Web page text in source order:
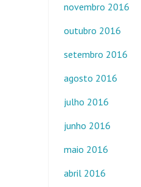
novembro 2016
outubro 2016
setembro 2016
agosto 2016
julho 2016
junho 2016
maio 2016
abril 2016